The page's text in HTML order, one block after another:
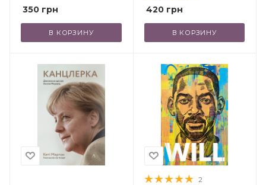
350 грн
В КОРЗИНУ
420грн
В КОРЗИНУ
2